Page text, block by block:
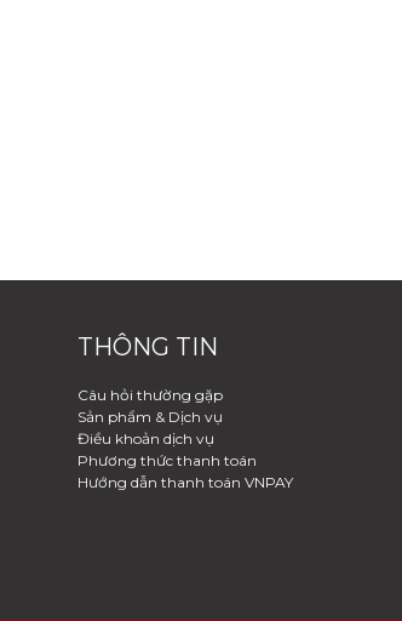
THÔNG TIN
Câu hỏi thường gặp
Sản phẩm & Dịch vụ
Điều khoản dịch vụ
Phương thức thanh toán
Hướng dẫn thanh toán VNPAY